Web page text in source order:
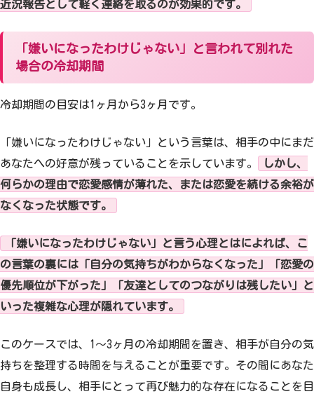
近況報告として軽く連絡を取るのが効果的です。
「嫌いになったわけじゃない」と言われて別れた
場合の冷却期間
冷却期間の目安は1ヶ月から3ヶ月です。
「嫌いになったわけじゃない」という言葉は、相手の中にまだ
あなたへの好意が残っていることを示しています。
しかし、
何らかの理由で恋愛感情が薄れた、または恋愛を続ける余裕が
なくなった状態です。
「嫌いになったわけじゃない」と言う心理とはによれば、こ
の言葉の裏には「自分の気持ちがわからなくなった」「恋愛の
優先順位が下がった」「友達としてのつながりは残したい」と
いった複雑な心理が隠れています。
このケースでは、1〜3ヶ月の冷却期間を置き、相手が自分の気
持ちを整理する時間を与えることが重要です。その間にあなた
自身も成長し、相手にとって再び魅力的な存在になることを目